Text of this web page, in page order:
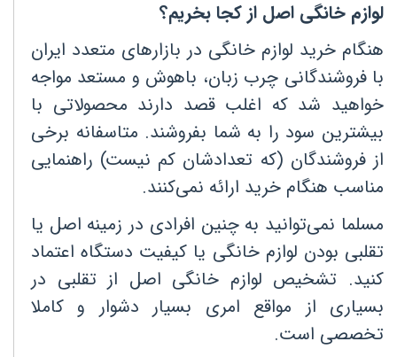
لوازم خانگی اصل از کجا بخریم؟
هنگام خرید لوازم خانگی در بازارهای متعدد ایران
با فروشندگانی چرب زبان، باهوش و مستعد مواجه
خواهید شد که اغلب قصد دارند محصولاتی با
بیشترین سود را به شما بفروشند. متاسفانه برخی
از فروشندگان (که تعدادشان کم نیست) راهنمایی
مناسب هنگام خرید ارائه نمی‌کنند.
مسلما نمی‌توانید به چنین افرادی در زمینه اصل یا
تقلبی بودن لوازم خانگی یا کیفیت دستگاه اعتماد
کنید. تشخیص لوازم خانگی اصل از تقلبی در
بسیاری از مواقع امری بسیار دشوار و کاملا
تخصصی است.